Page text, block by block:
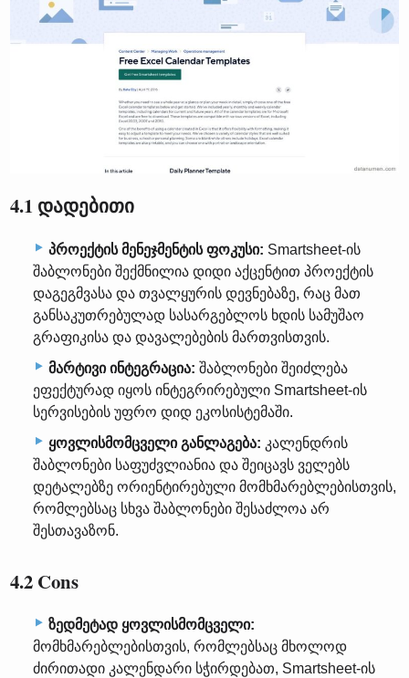
4.1 დადებითი
პროექტის მენეჯმენტის ფოკუსი: Smartsheet-ის
შაბლონები შექმნილია დიდი აქცენტით პროექტის
დაგეგმვასა და თვალყურის დევნებაზე, რაც მათ
განსაკუთრებულად სასარგებლოს ხდის სამუშაო
გრაფიკისა და დავალებების მართვისთვის.
მარტივი ინტეგრაცია: შაბლონები შეიძლება
ეფექტურად იყოს ინტეგრირებული Smartsheet-ის
სერვისების უფრო დიდ ეკოსისტემაში.
ყოვლისმომცველი განლაგება: კალენდრის
შაბლონები საფუძვლიანია და შეიცავს ველებს
დეტალებზე ორიენტირებული მომხმარებლებისთვის,
რომლებსაც სხვა შაბლონები შესაძლოა არ
შესთავაზონ.
4.2 Cons
ზედმეტად ყოვლისმომცველი:
მომხმარებლებისთვის, რომლებსაც მხოლოდ
ძირითადი კალენდარი სჭირდებათ, Smartsheet-ის